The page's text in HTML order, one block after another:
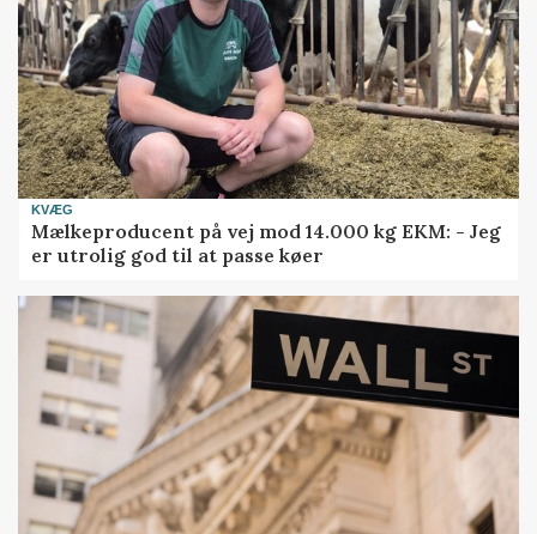
KVÆG
Mælkeproducent på vej mod 14.000 kg EKM: - Jeg
er utrolig god til at passe køer